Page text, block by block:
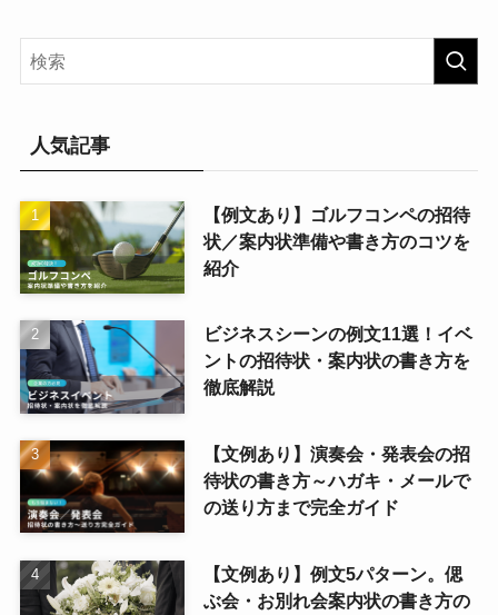
人気記事
【例文あり】ゴルフコンペの招待
状／案内状準備や書き方のコツを
紹介
ビジネスシーンの例文11選！イベ
ントの招待状・案内状の書き方を
徹底解説
【文例あり】演奏会・発表会の招
待状の書き方～ハガキ・メールで
の送り方まで完全ガイド
【文例あり】例文5パターン。偲
ぶ会・お別れ会案内状の書き方の